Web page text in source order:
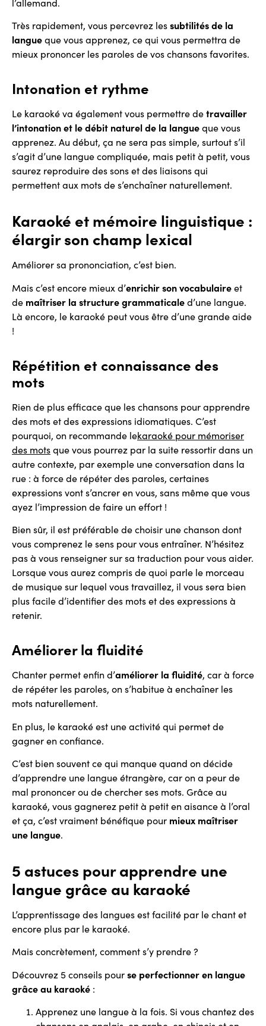
Très rapidement, vous percevrez lessubtilités de la
langueque vous apprenez, ce qui vous permettra de
mieux prononcer les paroles de vos chansons favorites.
Intonation et rythme
Le karaoké va également vous permettre detravailler
l’intonation et le débit naturel de la langueque vous
apprenez. Au début, ça ne sera pas simple, surtout s’il
s’agit d’une langue compliquée, mais petit à petit, vous
saurez reproduire des sons et des liaisons qui
permettent aux mots de s’enchaîner naturellement.
Karaoké et mémoire linguistique :
élargir son champ lexical
Améliorer sa prononciation, c’est bien.
Mais c’est encore mieux d’enrichir son vocabulaireet
de maîtriser la structure grammaticaled’une langue.
Là encore, le karaoké peut vous être d’une grande aide
!
Répétition et connaissance des
mots
Rien de plus efficace que les chansons pour apprendre
des mots et des expressions idiomatiques. C’est
pourquoi, on recommande lekaraoké pour mémoriser
des motsque vous pourrez par la suite ressortir dans un
autre contexte, par exemple une conversation dans la
rue : à force de répéter des paroles, certaines
expressions vont s’ancrer en vous, sans même que vous
ayez l’impression de faire un effort !
Bien sûr, il est préférable de choisir une chanson dont
vous comprenez le sens pour vous entraîner. N’hésitez
pas à vous renseigner sur sa traduction pour vous aider.
Lorsque vous aurez compris de quoi parle le morceau
de musique sur lequel vous travaillez, il vous sera bien
plus facile d’identifier des mots et des expressions à
retenir.
Améliorer la fluidité
Chanter permet enfin d’améliorer la fluidité, car à force
de répéter les paroles, on s’habitue à enchaîner les
mots naturellement.
En plus, le karaoké est une activité qui permet de
gagner en confiance.
C’est bien souvent ce qui manque quand on décide
d’apprendre une langue étrangère, car on a peur de
mal prononcer ou de chercher ses mots. Grâce au
karaoké, vous gagnerez petit à petit en aisance à l’oral
et ça, c’est vraiment bénéfique pour mieux maîtriser
une langue.
5 astuces pour apprendre une
langue grâce au karaoké
L’apprentissage des langues est facilité par le chant et
encore plus par le karaoké.
Mais concrètement, comment s’y prendre ?
Découvrez 5 conseils pourse perfectionner en langue
grâce au karaoké :
Apprenez une langue à la fois. Si vous chantez des